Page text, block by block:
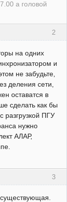
а головой
2
на одних
и
не забудьте,
деления сети,
оставатся в
сделать как бы
разгрузкой ПГУ
нужно
АЛАР,
3